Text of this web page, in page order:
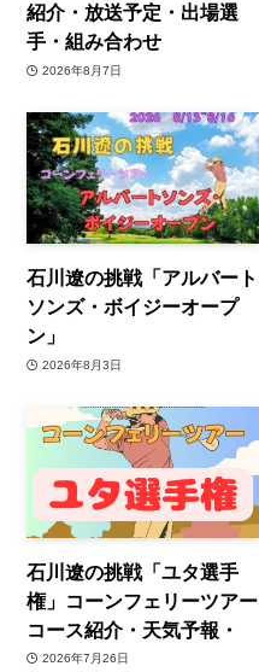
紹介・放送予定・出場選
手・組み合わせ
2026年8月7日
石川遼の挑戦「アルバート
ソンズ・ボイジーオープ
ン」
2026年8月3日
石川遼の挑戦「ユタ選手
権」コーンフェリーツアー
コース紹介・天気予報・
2026年7月26日